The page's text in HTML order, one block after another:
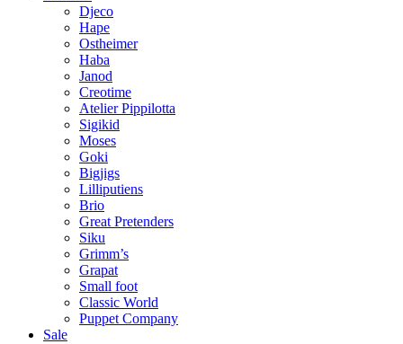
Djeco
Hape
Ostheimer
Haba
Janod
Creotime
Atelier Pippilotta
Sigikid
Moses
Goki
Bigjigs
Lilliputiens
Brio
Great Pretenders
Siku
Grimm’s
Grapat
Small foot
Classic World
Puppet Company
Sale